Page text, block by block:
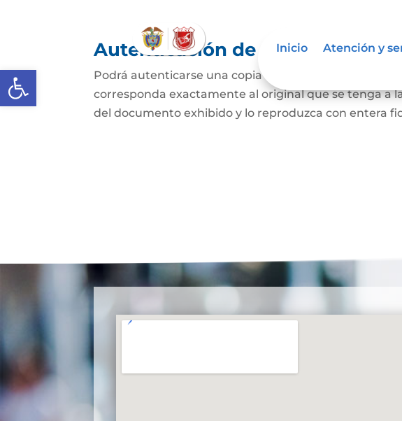
Abrir barra de herramientas
Inicio Atención y
Autenticación de Copias
Podrá autenticarse una copia mecánica o una literal
corresponda exactamente al original que se tenga a
del documento exhibido y lo reproduzca con entera